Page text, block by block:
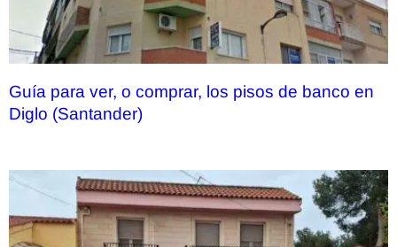
Guía para ver, o comprar, los pisos de banco en
Diglo (Santander)